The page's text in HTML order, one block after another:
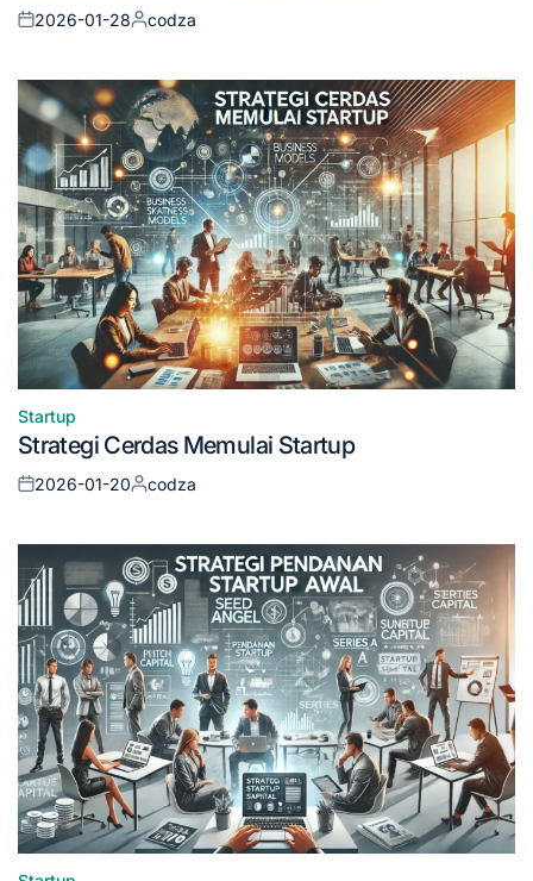
Posted
2026-01-28
Posted
codza
Posted
in
Startup
Strategi Cerdas Memulai Startup
Posted
2026-01-20
Posted
codza